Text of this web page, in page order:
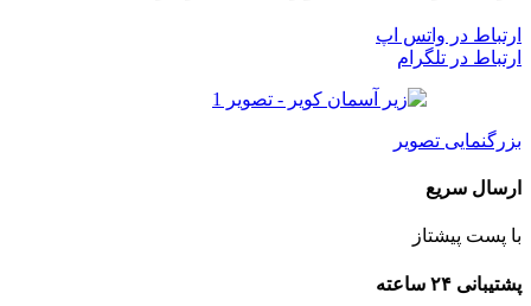
ارتباط در واتس اپ
ارتباط در تلگرام
بزرگنمایی تصویر
ارسال سریع
با پست پیشتاز
پشتیبانی ۲۴ ساعته